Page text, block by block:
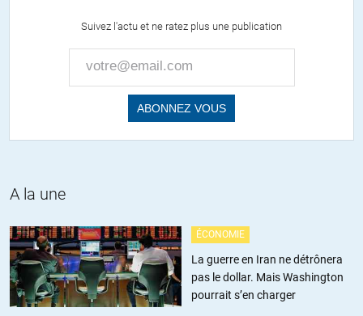
Suivez l'actu et ne ratez plus une publication
A la une
ÉCONOMIE
La guerre en Iran ne détrônera
pas le dollar. Mais Washington
pourrait s’en charger